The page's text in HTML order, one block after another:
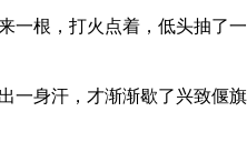
根，打火点着，低头抽了
一身汗，才渐渐歇了兴致偃